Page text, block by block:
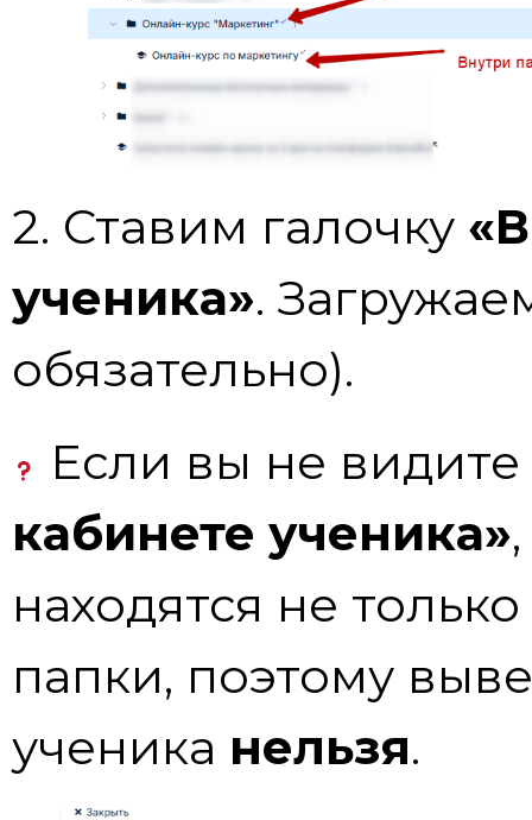
2. Ставим галочку
ученика».
обязательно).
Если вы не
кабинете ученика»
находятся не
папки, поэтому
ученика нельзя.